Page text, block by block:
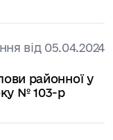
від 05.04.2024
районної у
№ 103-р